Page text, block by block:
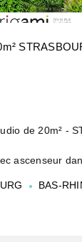
- STRASBOURG
ascenseur
1P en excellent
BAS-